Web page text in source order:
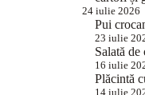
24 iulie 2026
Pui
23 iulie
Salată
16 iulie
Plăcintă
14 iulie